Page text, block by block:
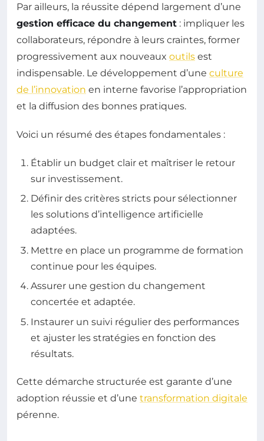
Par ailleurs, la réussite dépend largement d’une
gestion efficace du changement : impliquer les
collaborateurs, répondre à leurs craintes, former
progressivement aux nouveaux outils est
indispensable. Le développement d’une culture
de l’innovation en interne favorise l’appropriation
et la diffusion des bonnes pratiques.
Voici un résumé des étapes fondamentales :
Établir un budget clair et maîtriser le retour
sur investissement.
Définir des critères stricts pour sélectionner
les solutions d’intelligence artificielle
adaptées.
Mettre en place un programme de formation
continue pour les équipes.
Assurer une gestion du changement
concertée et adaptée.
Instaurer un suivi régulier des performances
et ajuster les stratégies en fonction des
résultats.
Cette démarche structurée est garante d’une
adoption réussie et d’une transformation digitale
pérenne.